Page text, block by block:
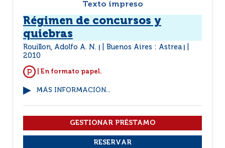
Texto impreso
Régimen de concursos y
quiebras
Rouillon, Adolfo A. N. Buenos Aires : Astrea
2010
| En formato papel.
MÁS INFORMACIÓN...